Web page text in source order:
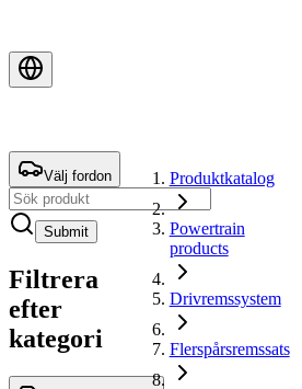
Välj fordon
Submit
Filtrera
efter
kategori
Produktkatalog
Powertrain
products
Drivremssystem
Flerspårsremssats